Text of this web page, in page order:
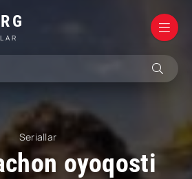
Seriallar
oyoqosti